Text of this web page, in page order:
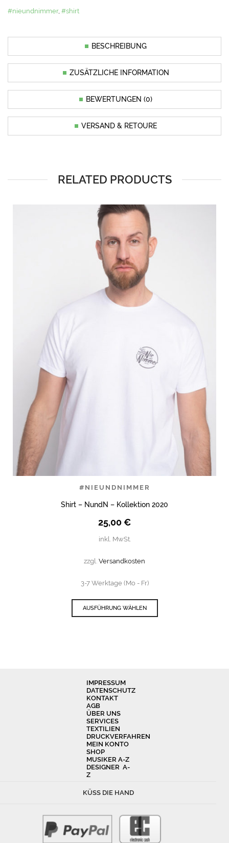
#nieundnimmer, #shirt
BESCHREIBUNG
ZUSÄTZLICHE INFORMATION
BEWERTUNGEN (0)
VERSAND & RETOURE
RELATED PRODUCTS
#NIEUNDNIMMER
Shirt – NundN – Kollektion 2020
25,00€
inkl. MwSt.
zzgl. Versandkosten
3-7 Werktage (Mo - Fr)
AUSFÜHRUNG WÄHLEN
IMPRESSUM
DATENSCHUTZ
KONTAKT
AGB
ÜBER UNS
SERVICES
TEXTILIEN
DRUCKVERFAHREN
MEIN KONTO
SHOP
MUSIKER A-Z
DESIGNER A-
Z
KÜSS DIE HAND